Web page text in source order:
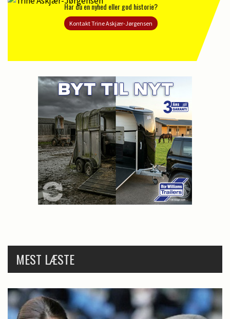
Har du en nyhed eller god historie?
Kontakt Trine Askjær-Jørgensen
MEST LÆSTE